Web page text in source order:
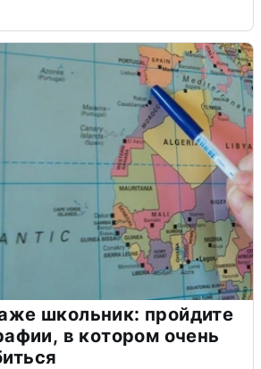
школьник: пройдите
в котором очень